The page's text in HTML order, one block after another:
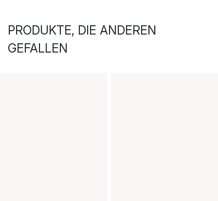
PRODUKTE, DIE ANDEREN
GEFALLEN